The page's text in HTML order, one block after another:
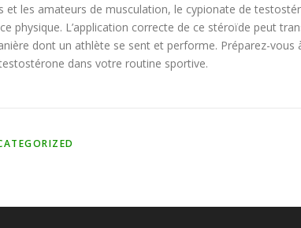
et les amateurs de musculation, le cypionate de
physique. L’application correcte de ce stéroïde peut
dont un athlète se sent et performe. Préparez-
dans votre routine sportive.